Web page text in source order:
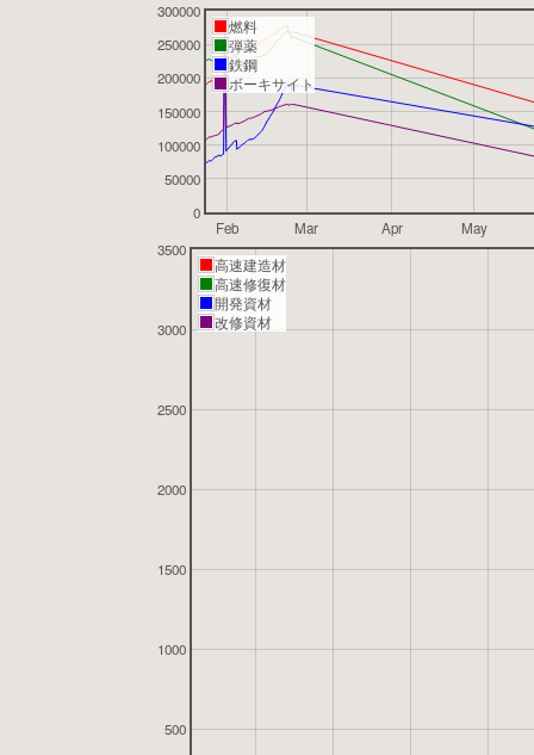
Feb Mar Apr May
0
50000
100000
150000
200000
250000
300000
燃料
弾薬
鉄鋼
ボーキサイト
500
1000
1500
2000
2500
3000
3500
高速建造材
高速修復材
開発資材
改修資材